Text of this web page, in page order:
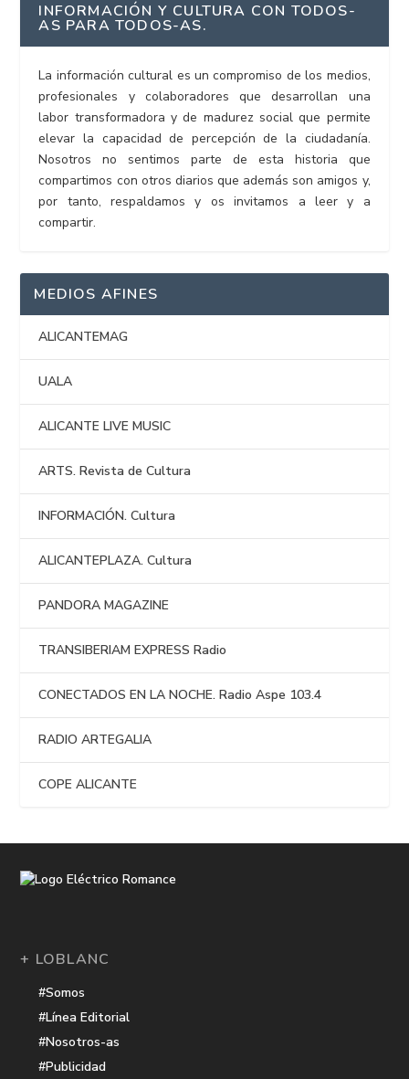
INFORMACIÓN Y CULTURA CON TODOS-
AS PARA TODOS-AS.
La información cultural es un compromiso de los medios,
profesionales y colaboradores que desarrollan una
labor transformadora y de madurez social que permite
elevar la capacidad de percepción de la ciudadanía.
Nosotros no sentimos parte de esta historia que
compartimos con otros diarios que además son amigos y,
por tanto, respaldamos y os invitamos a leer y a
compartir.
MEDIOS AFINES
ALICANTEMAG
UALA
ALICANTE LIVE MUSIC
ARTS. Revista de Cultura
INFORMACIÓN. Cultura
ALICANTEPLAZA. Cultura
PANDORA MAGAZINE
TRANSIBERIAM EXPRESS Radio
CONECTADOS EN LA NOCHE. Radio Aspe 103.4
RADIO ARTEGALIA
COPE ALICANTE
+ LOBLANC
#Somos
#Línea Editorial
#Nosotros-as
#Publicidad